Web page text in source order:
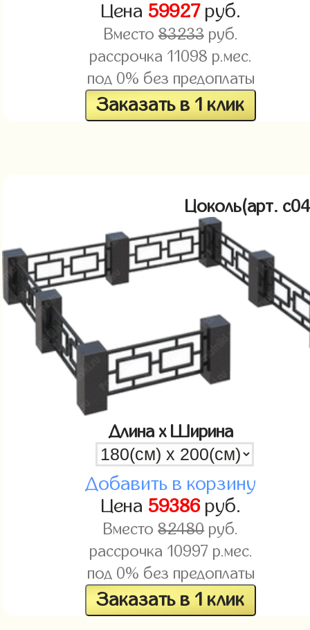
Цена 59927руб.
Вместо83233руб.
рассрочка 11098 р.мес.
под 0% без предоплаты
Заказать в 1 клик
Цоколь(арт.
Длина x Ширина
Добавить в корзину
Цена 59386руб.
Вместо82480руб.
рассрочка 10997 р.мес.
под 0% без предоплаты
Заказать в 1 клик